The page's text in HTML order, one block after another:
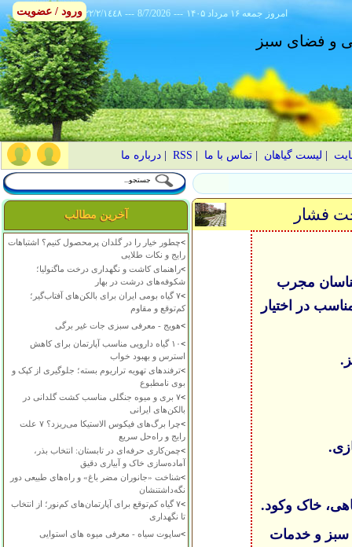
٢٢/٢/١٤٤٨ --- 8/7/2026 --- ۱۴۰۵ جمعه ۱۶ مرداد امروز
و فضای سبز
لیست گیاهان |تماس با ما RSS
|درباره ما
آخرین مطالب
>چطور خیار را در گلدان پرمحصول کنیم؟ اشتباهات
رایج و نکات طلایی
>راهنمای کاشت و نگهداری درخت ماگنولیا؛
شکوفه‌های درشت در بهار
>
۷ گیاه بومی ایران برای بالکن‌های آفتاب‌گیر؛
کم‌توقع و مقاوم
>هویج - معرفی سبزی جات غیر برگی
>
۱۰ گیاه دارویی مناسب آپارتمان برای کاهش
استرس و بهبود خواب
>ترفندهای تهویه تراریوم بسته؛ جلوگیری از کپک و
بوی نامطبوع
>
۷ بری و میوه جنگلی مناسب کشت گلدانی در
بالکن‌های ایرانی
>
چرا برگ‌های فیکوس الاستیکا می‌ریزد؟ ۷ علت
رایج و راه‌حل سریع
>چمن‌کاری حرفه‌ای در تابستان: انتخاب بذر،
آماده‌سازی خاک و آبیاری دقیق
>شناخت «جانوران مضر باغ» و راه‌های طبیعی دور
نگه‌داشتنشان
>
۷ گیاه کم‌توقع برای آپارتمان‌های کم‌نور؛ از انتخاب
تا نگهداری
>ساپوت سیاه - معرفی میوه های استوایی
فشار
مجرب
در اختیار
خاک وکود.
سبز و خدمات
ورود / عضویت